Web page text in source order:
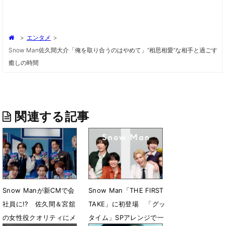
> エンタメ >
Snow Man佐久間大介「俺を取り合うのはやめて」“相思相愛”な相手と過ごす
癒しの時間
関連する記事
Snow Manが新CMで会
社員に!? 佐久間＆宮舘
の女性役クオリティにメ
Snow Man「THE FIRST
TAKE」に初登場 「グッ
タイム」SPアレンジで一